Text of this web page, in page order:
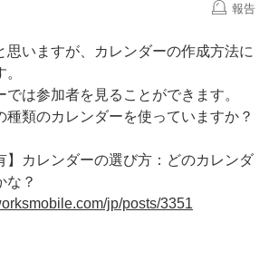
報告
思いますが、カレンダーの作成方法に
は参加者を見ることができます。
種類のカレンダーを使っていますか？
】カレンダーの選び方：どのカレンダ
な？
jp/posts/3351